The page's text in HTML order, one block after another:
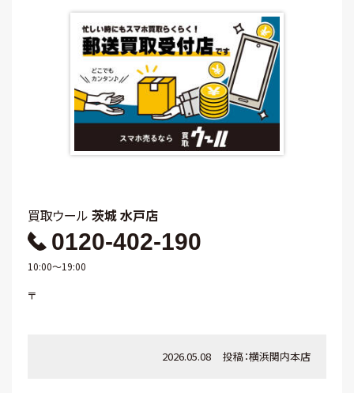
買取ウール 茨城 水戸店
0120-402-190
10:00～19:00
〒
2026.05.08 投稿：横浜関内本店